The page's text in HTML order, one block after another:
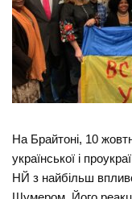
На Брайтоні, 10
української і
НЙ з найбільш